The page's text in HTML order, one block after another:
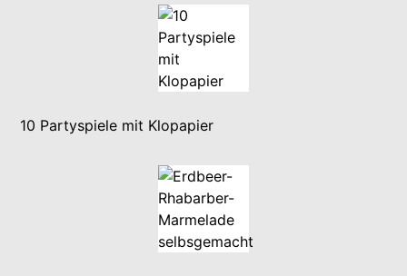
10 Partyspiele mit Klopapier